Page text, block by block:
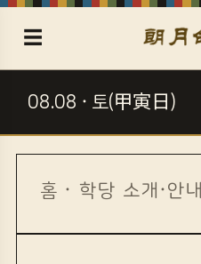
☰
08.08 · 토(甲寅日)
홈 · 학당 소개·안내